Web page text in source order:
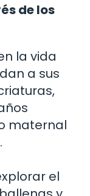
de los
la vida
a sus
maternal
el